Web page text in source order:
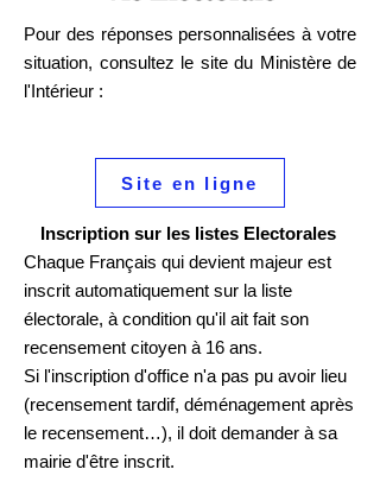
Pour des réponses personnalisées à votre
situation, consultez le site du Ministère de
l'Intérieur :
Site en ligne
Inscription sur les listes Electorales
Chaque Français qui devient majeur est
inscrit automatiquement sur la liste
électorale, à condition qu'il ait fait son
recensement citoyen à 16 ans.
Si l'inscription d'office n'a pas pu avoir lieu
(recensement tardif, déménagement après
le recensement…), il doit demander à sa
mairie d'être inscrit.